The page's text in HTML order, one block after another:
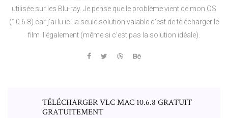
utilisée sur les Blu-ray. Je pense que le problème vient de mon OS
(10.6.8) car j'ai lu ici la seule solution valable c'est de télécharger le
film illégalement (même si c'est pas la solution idéale).
TÉLÉCHARGER VLC MAC 10.6.8 GRATUIT
GRATUITEMENT